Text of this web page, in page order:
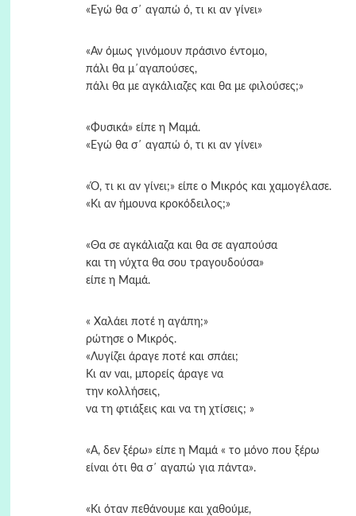
«Εγώ θα σ΄ αγαπώ ό, τι κι αν γίνει»
«Αν όμως γινόμουν πράσινο έντομο,
πάλι θα μ΄αγαπούσες,
πάλι θα με αγκάλιαζες και θα με φιλούσες;»
«Φυσικά» είπε η Μαμά.
«Εγώ θα σ΄ αγαπώ ό, τι κι αν γίνει»
«Ό, τι κι αν γίνει;» είπε ο Μικρός και χαμογέλασε.
«Κι αν ήμουνα κροκόδειλος;»
«Θα σε αγκάλιαζα και θα σε αγαπούσα
και τη νύχτα θα σου τραγουδούσα»
είπε η Μαμά.
« Χαλάει ποτέ η αγάπη;»
ρώτησε ο Μικρός.
«Λυγίζει άραγε ποτέ και σπάει;
Κι αν ναι, μπορείς άραγε να
την κολλήσεις,
να τη φτιάξεις και να τη χτίσεις; »
«Α, δεν ξέρω» είπε η Μαμά « το μόνο που ξέρω
είναι ότι θα σ΄ αγαπώ για πάντα».
«Κι όταν πεθάνουμε και χαθούμε,